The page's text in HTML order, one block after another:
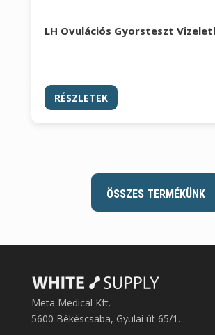
LH Ovulációs Gyorsteszt
RÉSZLETEK
ÖSSZES TERMÉKÜNK
Meta Medical Kft.
5600 Békéscsaba, Gyulai út 65/1.